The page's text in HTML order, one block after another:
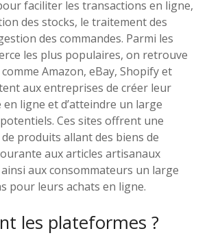
faciliter les transactions en ligne,
des stocks, le traitement des
des commandes. Parmi les
les plus populaires, on retrouve
Amazon, eBay, Shopify et
aux entreprises de créer leur
ligne et d’atteindre un large
Ces sites offrent une
produits allant des biens de
aux articles artisanaux
aux consommateurs un large
pour leurs achats en ligne.
les plateformes ?